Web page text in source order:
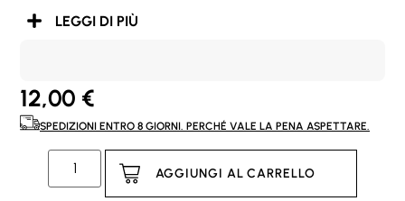
LEGGI DI PIÙ
12,00 €
SPEDIZIONI ENTRO 8 GIORNI. PERCHÉ VALE LA PENA ASPETTARE.
AGGIUNGI AL CARRELLO